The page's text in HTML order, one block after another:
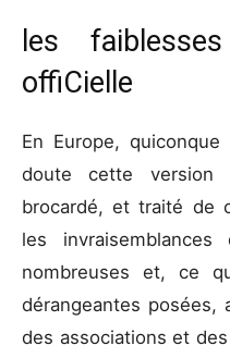
les
offiCielle
En Europe,
doute cette version
brocardé, et traité de
les
nombreuses et, ce
dérangeantes posées,
des associations et